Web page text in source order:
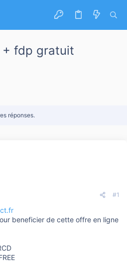
+ fdp gratuit
réponses.
#1
beneficier de cette offre en ligne